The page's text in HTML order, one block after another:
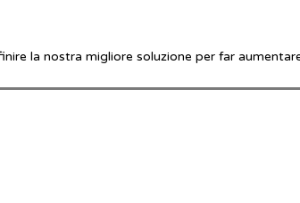
la nostra migliore soluzione per far